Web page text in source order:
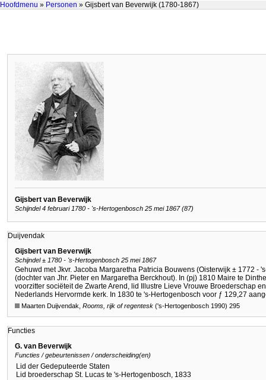
Hoofdmenu » Personen » Gijsbert van Beverwijk (1780-1867)
Gijsbert van Beverwijk
Schijndel 4 februari 1780 - 's-Hertogenbosch 25 mei 1867 (87)
Duijvendak
Gijsbert van Beverwijk
Schijndel ± 1780 - 's-Hertogenbosch 25 mei 1867
Gehuwd met Jkvr. Jacoba Margaretha Patricia Bouwens (Oisterwijk ± 1772 -
(dochter van Jhr. Pieter en Margaretha Berckhout). In (pj) 1810 Maire te
voorzitter sociëteit de Zwarte Arend, lid Illustre Lieve Vrouwe Broederschap
Nederlands Hervormde kerk. In 1830 te 's-Hertogenbosch voor ƒ 129,27
Maarten Duijvendak, Rooms, rijk of regentesk ('s-Hertogenbosch 1990) 295
Functies
G. van Beverwijk
Functies / gebeurtenissen / onderscheiding(en)
Lid der Gedeputeerde Staten
Lid broederschap St. Lucas te 's-Hertogenbosch, 1833